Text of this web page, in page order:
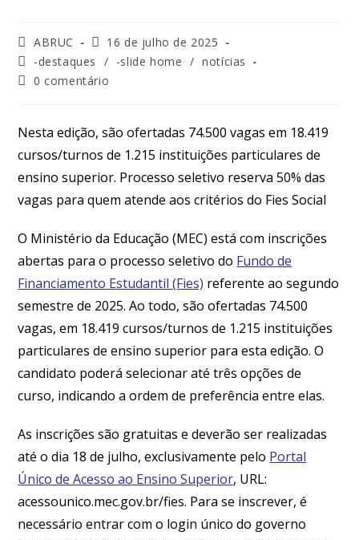
ABRUC
16 de julho de 2025
-destaques
/ -slide home / notícias
0 comentário
Nesta edição, são ofertadas 74.500 vagas em 18.419
cursos/turnos de 1.215 instituições particulares de
ensino superior. Processo seletivo reserva 50% das
vagas para quem atende aos critérios do Fies Social
O Ministério da Educação (MEC) está com inscrições
abertas para o processo seletivo do Fundo de
Financiamento Estudantil (Fies) referente ao segundo
semestre de 2025. Ao todo, são ofertadas 74.500
vagas, em 18.419 cursos/turnos de 1.215 instituições
particulares de ensino superior para esta edição. O
candidato poderá selecionar até três opções de
curso, indicando a ordem de preferência entre elas.
As inscrições são gratuitas e deverão ser realizadas
até o dia 18 de julho, exclusivamente pelo Portal
Único de Acesso ao Ensino Superior, URL:
acessounico.mec.gov.br/fies. Para se inscrever, é
necessário entrar com o login único do governo